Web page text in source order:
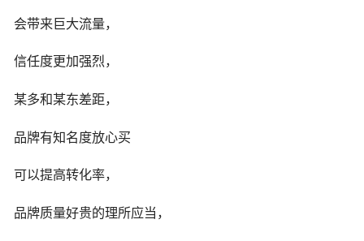
会带来巨大流量，
信任度更加强烈，
某多和某东差距，
品牌有知名度放心买
可以提高转化率，
品牌质量好贵的理所应当，